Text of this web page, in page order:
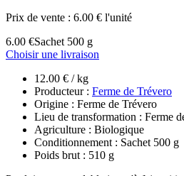
Prix de vente : 6.00 € l'unité
6.00 €Sachet 500 g
Choisir une livraison
12.00 € / kg
Producteur : Ferme de Trévero
Origine : Ferme de Trévero
Lieu de transformation : Ferme
Agriculture : Biologique
Conditionnement : Sachet 500 g
Poids brut : 510 g